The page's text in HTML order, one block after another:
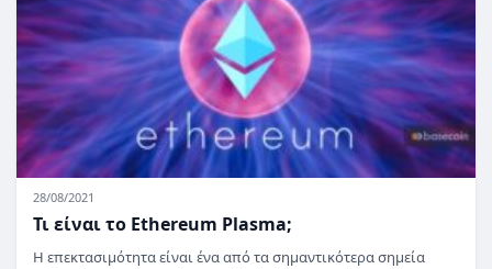
28/08/2021
Τι είναι το Ethereum Plasma;
Η επεκτασιμότητα είναι ένα από τα σημαντικότερα σημεία